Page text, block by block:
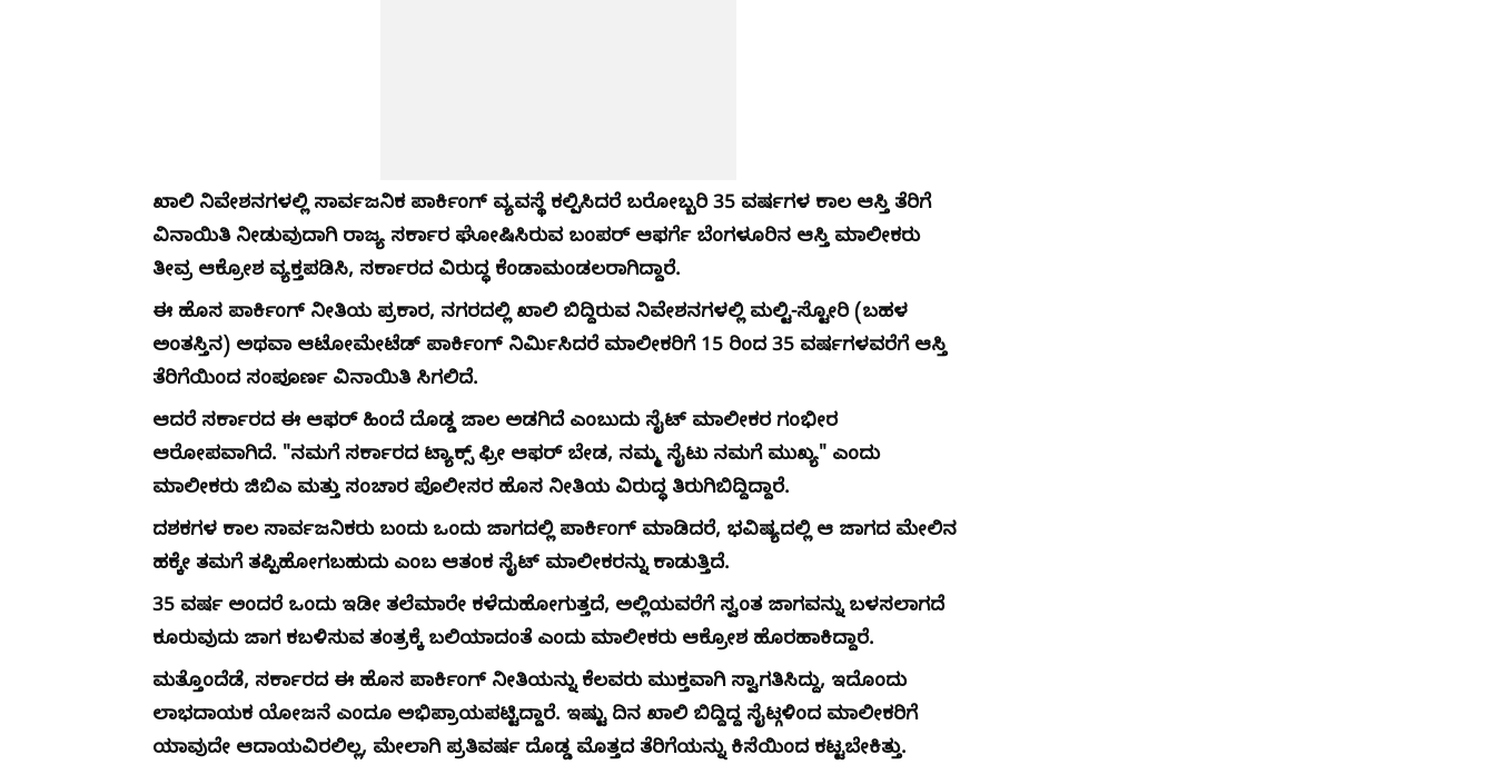
ಖಾಲಿ ನಿವೇಶನಗಳಲ್ಲಿ ಸಾರ್ವಜನಿಕ ಪಾರ್ಕಿಂಗ್ ವ್ಯವಸ್ಥೆ ಕಲ್ಪಿಸಿದರೆ ಬರೋಬ್ಬರಿ 35 ವರ್ಷಗಳ ಕಾಲ ಆಸ್ತಿ ತೆರಿಗೆ
ವಿನಾಯಿತಿ ನೀಡುವುದಾಗಿ ರಾಜ್ಯ ಸರ್ಕಾರ ಘೋಷಿಸಿರುವ ಬಂಪರ್ ಆಫರ್ಗೆ ಬೆಂಗಳೂರಿನ ಆಸ್ತಿ ಮಾಲೀಕರು
ತೀವ್ರ ಆಕ್ರೋಶ ವ್ಯಕ್ತಪಡಿಸಿ, ಸರ್ಕಾರದ ವಿರುದ್ಧ ಕೆಂಡಾಮಂಡಲರಾಗಿದ್ದಾರೆ.
ಈ ಹೊಸ ಪಾರ್ಕಿಂಗ್ ನೀತಿಯ ಪ್ರಕಾರ, ನಗರದಲ್ಲಿ ಖಾಲಿ ಬಿದ್ದಿರುವ ನಿವೇಶನಗಳಲ್ಲಿ ಮಲ್ಟಿ-ಸ್ಟೋರಿ (ಬಹಳ
ಅಂತಸ್ತಿನ) ಅಥವಾ ಆಟೋಮೇಟೆಡ್ ಪಾರ್ಕಿಂಗ್ ನಿರ್ಮಿಸಿದರೆ ಮಾಲೀಕರಿಗೆ 15 ರಿಂದ 35 ವರ್ಷಗಳವರೆಗೆ ಆಸ್ತಿ
ತೆರಿಗೆಯಿಂದ ಸಂಪೂರ್ಣ ವಿನಾಯಿತಿ ಸಿಗಲಿದೆ.
ಆದರೆ ಸರ್ಕಾರದ ಈ ಆಫರ್ ಹಿಂದೆ ದೊಡ್ಡ ಜಾಲ ಅಡಗಿದೆ ಎಂಬುದು ಸೈಟ್ ಮಾಲೀಕರ ಗಂಭೀರ
ಆರೋಪವಾಗಿದೆ. "ನಮಗೆ ಸರ್ಕಾರದ ಟ್ಯಾಕ್ಸ್ ಫ್ರೀ ಆಫರ್ ಬೇಡ, ನಮ್ಮ ಸೈಟು ನಮಗೆ ಮುಖ್ಯ" ಎಂದು
ಮಾಲೀಕರು ಜಿಬಿಎ ಮತ್ತು ಸಂಚಾರ ಪೊಲೀಸರ ಹೊಸ ನೀತಿಯ ವಿರುದ್ಧ ತಿರುಗಿಬಿದ್ದಿದ್ದಾರೆ.
ದಶಕಗಳ ಕಾಲ ಸಾರ್ವಜನಿಕರು ಬಂದು ಒಂದು ಜಾಗದಲ್ಲಿ ಪಾರ್ಕಿಂಗ್ ಮಾಡಿದರೆ, ಭವಿಷ್ಯದಲ್ಲಿ ಆ ಜಾಗದ ಮೇಲಿನ
ಹಕ್ಕೇ ತಮಗೆ ತಪ್ಪಿಹೋಗಬಹುದು ಎಂಬ ಆತಂಕ ಸೈಟ್ ಮಾಲೀಕರನ್ನು ಕಾಡುತ್ತಿದೆ.
35 ವರ್ಷ ಅಂದರೆ ಒಂದು ಇಡೀ ತಲೆಮಾರೇ ಕಳೆದುಹೋಗುತ್ತದೆ, ಅಲ್ಲಿಯವರೆಗೆ ಸ್ವಂತ ಜಾಗವನ್ನು ಬಳಸಲಾಗದೆ
ಕೂರುವುದು ಜಾಗ ಕಬಳಿಸುವ ತಂತ್ರಕ್ಕೆ ಬಲಿಯಾದಂತೆ ಎಂದು ಮಾಲೀಕರು ಆಕ್ರೋಶ ಹೊರಹಾಕಿದ್ದಾರೆ.
ಮತ್ತೊಂದೆಡೆ, ಸರ್ಕಾರದ ಈ ಹೊಸ ಪಾರ್ಕಿಂಗ್ ನೀತಿಯನ್ನು ಕೆಲವರು ಮುಕ್ತವಾಗಿ ಸ್ವಾಗತಿಸಿದ್ದು, ಇದೊಂದು
ಲಾಭದಾಯಕ ಯೋಜನೆ ಎಂದೂ ಅಭಿಪ್ರಾಯಪಟ್ಟಿದ್ದಾರೆ. ಇಷ್ಟು ದಿನ ಖಾಲಿ ಬಿದ್ದಿದ್ದ ಸೈಟ್ಗಳಿಂದ ಮಾಲೀಕರಿಗೆ
ಯಾವುದೇ ಆದಾಯವಿರಲಿಲ್ಲ, ಮೇಲಾಗಿ ಪ್ರತಿವರ್ಷ ದೊಡ್ಡ ಮೊತ್ತದ ತೆರಿಗೆಯನ್ನು ಕಿಸೆಯಿಂದ ಕಟ್ಟಬೇಕಿತ್ತು.